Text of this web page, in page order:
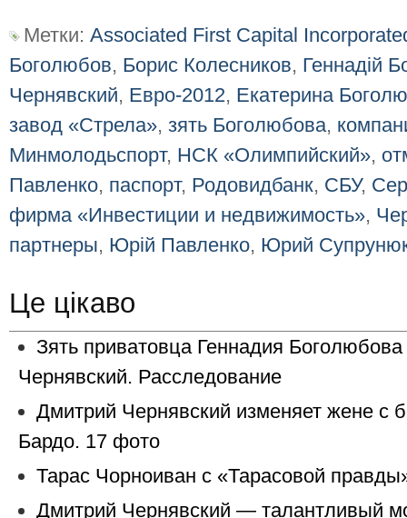
Метки: Associated First Capital
Боголюбов, Борис Колесников, Геннадій
Чернявский, Евро-2012, Екатерина
завод «Стрела», зять Боголюбова,
Минмолодьспорт, НСК «Олимпийский»,
Павленко, паспорт, Родовидбанк, СБУ,
фирма «Инвестиции и недвижимость»,
партнеры, Юрій Павленко, Юрий
Це цікаво
Зять приватовца Геннадия
Чернявский. Расследование
Дмитрий Чернявский изменяет жене с
Бардо. 17 фото
Тарас Чорноиван с «Тарасовой
Дмитрий Чернявский — талантливый